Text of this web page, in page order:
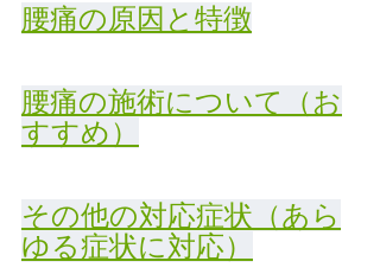
腰痛の原因と特徴
腰痛の施術について（お
すすめ）
その他の対応症状（あら
ゆる症状に対応）